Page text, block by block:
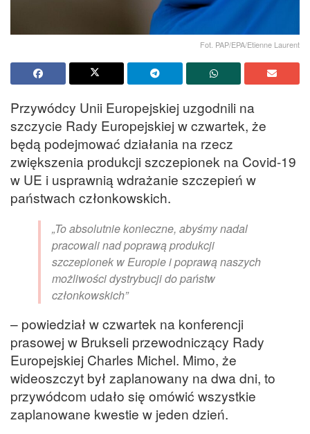
Fot. PAP/EPA/Etienne Laurent
Przywódcy Unii Europejskiej uzgodnili na
szczycie Rady Europejskiej w czwartek, że
będą podejmować działania na rzecz
zwiększenia produkcji szczepionek na Covid-19
w UE i usprawnią wdrażanie szczepień w
państwach członkowskich.
„To absolutnie konieczne, abyśmy nadal
pracowali nad poprawą produkcji
szczepionek w Europie i poprawą naszych
możliwości dystrybucji do państw
członkowskich”
– powiedział w czwartek na konferencji
prasowej w Brukseli przewodniczący Rady
Europejskiej Charles Michel. Mimo, że
wideoszczyt był zaplanowany na dwa dni, to
przywódcom udało się omówić wszystkie
zaplanowane kwestie w jeden dzień.